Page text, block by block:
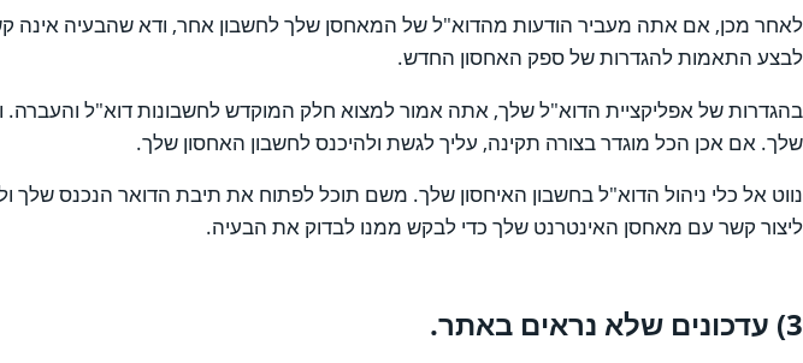
לאחר מכן, אם אתה מעביר הודעות מהדוא"ל של המאחסן שלך לחשבון אחר, ודא שהבעיה אינה
לבצע התאמות להגדרות של ספק האחסון החדש.
בהגדרות של אפליקציית הדוא"ל שלך, אתה אמור למצוא חלק המוקדש לחשבונות דוא"ל
שלך. אם אכן הכל מוגדר בצורה תקינה, עליך לגשת ולהיכנס לחשבון האחסון שלך.
נווט אל כלי ניהול הדוא"ל בחשבון האיחסון שלך. משם תוכל לפתוח את תיבת הדואר הנכנס
ליצור קשר עם מאחסן האינטרנט שלך כדי לבקש ממנו לבדוק את הבעיה.
3) עדכונים שלא נראים באתר.